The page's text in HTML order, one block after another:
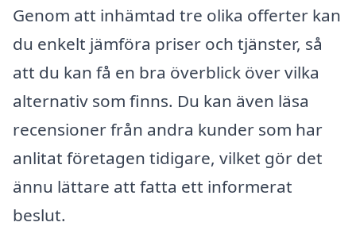
Genom att inhämtad tre olika offerter kan
du enkelt jämföra priser och tjänster, så
att du kan få en bra överblick över vilka
alternativ som finns. Du kan även läsa
recensioner från andra kunder som har
anlitat företagen tidigare, vilket gör det
ännu lättare att fatta ett informerat
beslut.